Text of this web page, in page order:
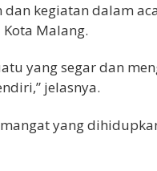
kegiatan dalam
Malang.
yang segar dan
jelasnya.
yang